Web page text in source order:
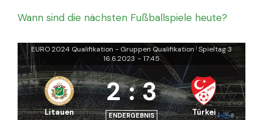
Wann sind die nächsten Fußballspiele heute?
EURO 2024 Qualifikation - Gruppen Qualifikation | Spieltag 3
16.6.2023 - 17:45
Litauen
2 : 3
ENDERGEBNIS Türkei